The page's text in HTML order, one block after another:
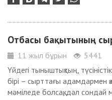
Отбасы бақытының
11 жыл бұрын
5441
Үйдегі тыныштықтың,
бірі – сырттағы адамдармен
мәміледе болсақ, дәл сондай